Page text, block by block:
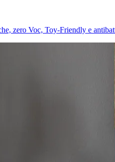
zero Voc, Toy-Friendly e